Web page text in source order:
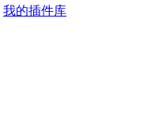
我的插件库